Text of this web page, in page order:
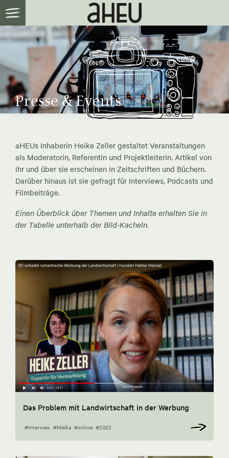
Presse & Events
aHEUs Inhaberin Heike Zeller gestaltet Veranstaltungen
als Moderatorin, Referentin und Projektleiterin. Artikel von
ihr und über sie erscheinen in Zeitschriften und Büchern.
Darüber hinaus ist sie gefragt für Interviews, Podcasts und
Filmbeiträge.
Einen Überblick über Themen und Inhalte erhalten Sie in
der Tabelle unterhalb der Bild-Kacheln.
Das Problem mit Landwirtschaft in der Werbung
#Interview #Media #online #2022